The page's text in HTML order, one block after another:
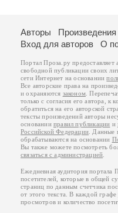
Авторы Произведения
Вход для авторов
О
Портал Проза.ру предоставляет
свободной публикации своих
сети Интернет на основании
Все авторские права на
и охраняются законом .
только с согласия его автора, к
обратиться на его авторской
тексты произведений авторы
основанииправил публикации и
Российской Федерации . Данные
обрабатываются на основании
Вы также можете посмотреть
связаться с администрацией
Ежедневная аудитория портала
посетителей, которые в общей
страниц по данным счетчика
от этого текста. В каждой
просмотров и количество